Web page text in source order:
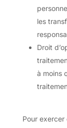
les
Droit
à moins
Pour